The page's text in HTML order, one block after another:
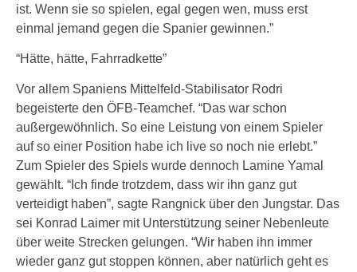
ist. Wenn sie so spielen, egal gegen wen, muss erst
einmal jemand gegen die Spanier gewinnen.”
“Hätte, hätte, Fahrradkette”
Vor allem Spaniens Mittelfeld-Stabilisator Rodri
begeisterte den ÖFB-Teamchef. “Das war schon
außergewöhnlich. So eine Leistung von einem Spieler
auf so einer Position habe ich live so noch nie erlebt.”
Zum Spieler des Spiels wurde dennoch Lamine Yamal
gewählt. “Ich finde trotzdem, dass wir ihn ganz gut
verteidigt haben”, sagte Rangnick über den Jungstar. Das
sei Konrad Laimer mit Unterstützung seiner Nebenleute
über weite Strecken gelungen. “Wir haben ihn immer
wieder ganz gut stoppen können, aber natürlich geht es